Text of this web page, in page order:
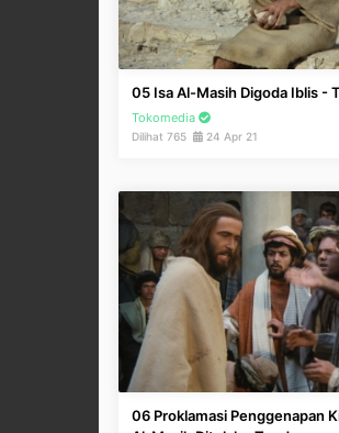
05 Isa Al-Masih Digoda Iblis -
Tokomedia
Dilihat 765 24 Apr 21
06 Proklamasi Penggenapan